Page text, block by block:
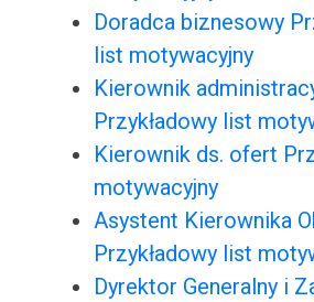
Doradca biznesowy
list motywacyjny
Kierownik
Przykładowy list
Kierownik ds. ofert
motywacyjny
Asystent Kierownika
Przykładowy list
Dyrektor Generalny i